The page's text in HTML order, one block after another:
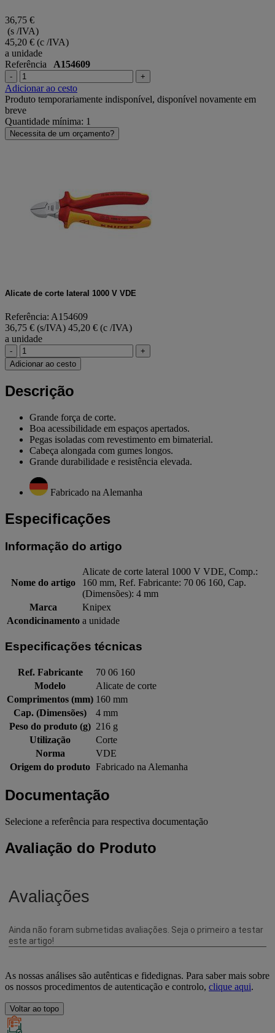
36,75 €
(s /IVA)
45,20 € (c /IVA)
a unidade
Referência A154609
- +
Adicionar ao cesto
Produto temporariamente indisponível, disponível novamente em
breve
Quantidade mínima: 1
Necessita de um orçamento?
Alicate de corte lateral 1000 V VDE
Referência: A154609
36,75 € (s/IVA) 45,20 € (c /IVA)
a unidade
-
+
Adicionar ao cesto
Descrição
Grande força de corte.
Boa acessibilidade em espaços apertados.
Pegas isoladas com revestimento em bimaterial.
Cabeça alongada com gumes longos.
Grande durabilidade e resistência elevada.
Fabricado na Alemanha
Especificações
Informação do artigo
Nome do artigo
Alicate de corte lateral 1000 V VDE, Comp.:
160 mm, Ref. Fabricante: 70 06 160, Cap.
(Dimensões): 4 mm
Marca
Knipex
Acondicinamento a unidade
Especificações técnicas
Ref. Fabricante
70 06 160
Modelo
Alicate de corte
Comprimentos (mm) 160 mm
Cap. (Dimensões)
4 mm
Peso do produto (g) 216 g
Utilização
Corte
Norma
VDE
Origem do produto Fabricado na Alemanha
Documentação
Selecione a referência para respectiva documentação
Avaliação do Produto
As nossas análises são autênticas e fidedignas. Para saber mais sobre
os nossos procedimentos de autenticação e controlo, clique aqui.
Voltar ao topo